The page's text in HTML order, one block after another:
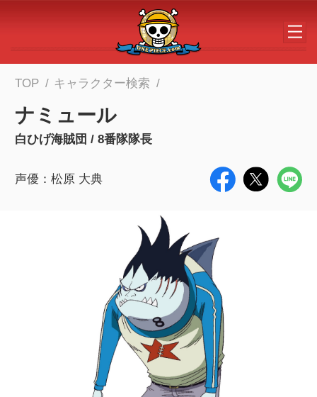
メインコンテンツへスキップする
TOP キャラクター検索
ナミュール
白ひげ海賊団 / 8番隊隊長
声優：松原 大典